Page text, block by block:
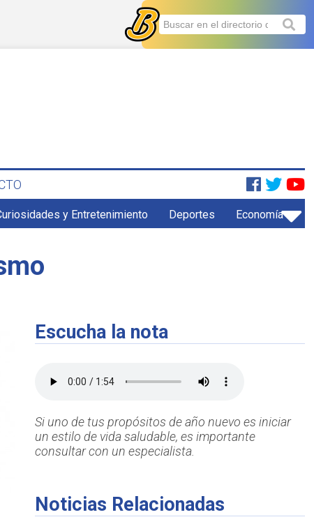
y Entretenimiento Deportes Economía
Escucha la nota
Si uno de tus propósitos de año nuevo es iniciar
un estilo de vida saludable, es importante
consultar con un especialista.
Noticias Relacionadas